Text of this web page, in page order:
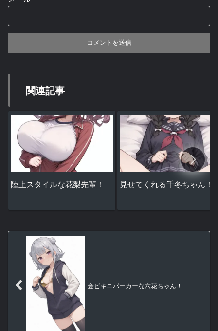
関連記事
陸上スタイルな花梨先輩！ 見せてくれる千冬ちゃん！
金ビキニパーカーな六花ちゃん！